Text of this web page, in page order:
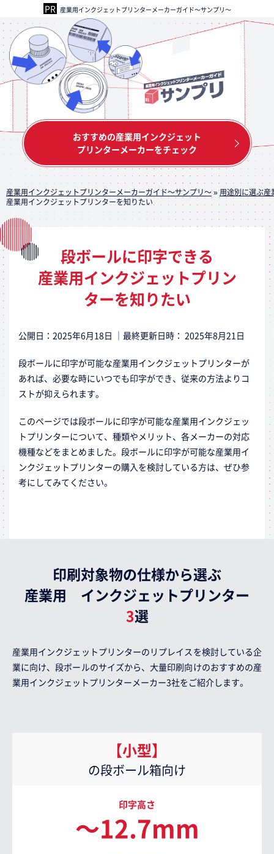
産業用インクジェットプリンターメーカーガイド～サンプリ～
おすすめの産業用インクジェット
プリンターメーカーをチェック
産業用インクジェットプリンターメーカーガイド～サンプリ～»用途別に選ぶ
産業用インクジェットプリンターを知りたい
段ボールに印字できる
産業用インクジェットプリン
ターを知りたい
公開日： 2025年6月18日 ｜最終更新日時： 2025年8月21日
段ボールに印字が可能な産業用インクジェットプリンターが
あれば、必要な時にいつでも印字ができ、従来の方法よりコ
ストが抑えられます。
このページでは段ボールに印字が可能な産業用インクジェッ
トプリンターについて、種類やメリット、各メーカーの対応
機種などをまとめました。段ボールに印字が可能な産業用イ
ンクジェットプリンターの購入を検討している方は、ぜひ参
考にしてみてください。
印刷対象物の仕様から選ぶ
産業用 インクジェットプリンター
3選
産業用インクジェットプリンターのリプレイスを検討している企
業に向け、段ボールのサイズから、 大量印刷向けのおすすめの産
業用インクジェットプリンターメーカー3社をご紹介します。
【小型】
の段ボール箱向け
印字高さ
～12.7mm